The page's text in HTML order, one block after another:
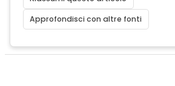
Approfondisci con altre fonti